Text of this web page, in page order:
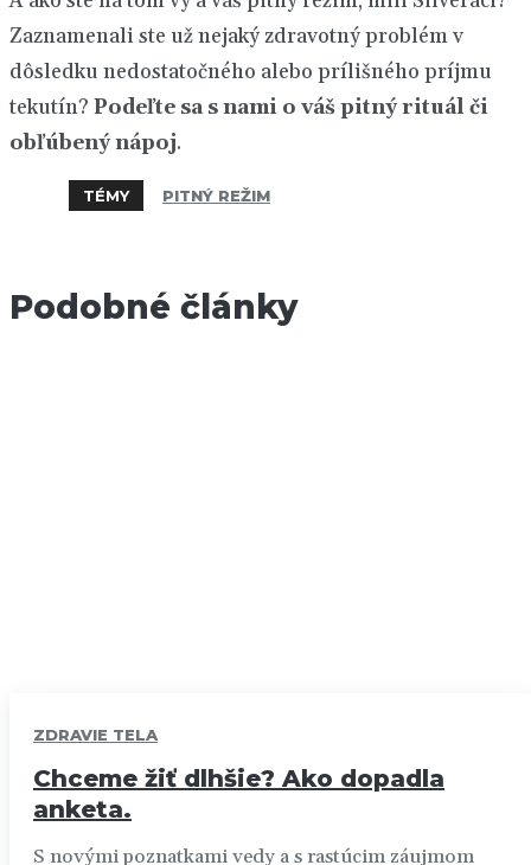
Zaznamenali ste už nejaký zdravotný problém v
dôsledku nedostatočného alebo prílišného príjmu
tekutín? Podeľte sa s nami o vášpitný rituál či
obľúbený nápoj.
TÉMY PITNÝ REŽIM
Podobné články
ZDRAVIE TELA
Chceme žiť dlhšie? Ako dopadla
anketa.
S novými poznatkami vedy a s rastúcim záujmom